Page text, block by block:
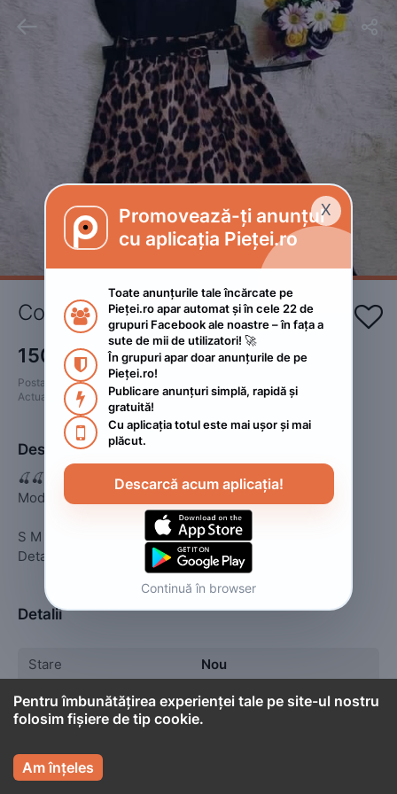
 
Compleu cu fusta 
150 RON
Postat
2023. iunie 3.
Actualizat
2023. iunie 3.
Descriere
🍒🍒🍒🍒🍒🍒
Model nou
S M L XL
Detalii în privat
Detalii
Stare
Nou
Tip
Rochii,fuste
 Cont titular
X
Promovează-ți anunțul
cu aplicația Pieței.ro

Toate anunțurile tale încărcate pe
Pieței.ro apar automat și în cele 22 de
grupuri Facebook ale noastre – în fața a
sute de mii de utilizatori! 🚀

În grupuri apar doar anunțurile de pe
Pieței.ro!

Publicare anunțuri simplă, rapidă și
gratuită!

Cu aplicația totul este mai ușor și mai
plăcut.
Descarcă acum aplicația!
Continuă în browser
Pentru îmbunătățirea experienței tale pe site-ul nostru
folosim fișiere de tip cookie.
Am înțeles